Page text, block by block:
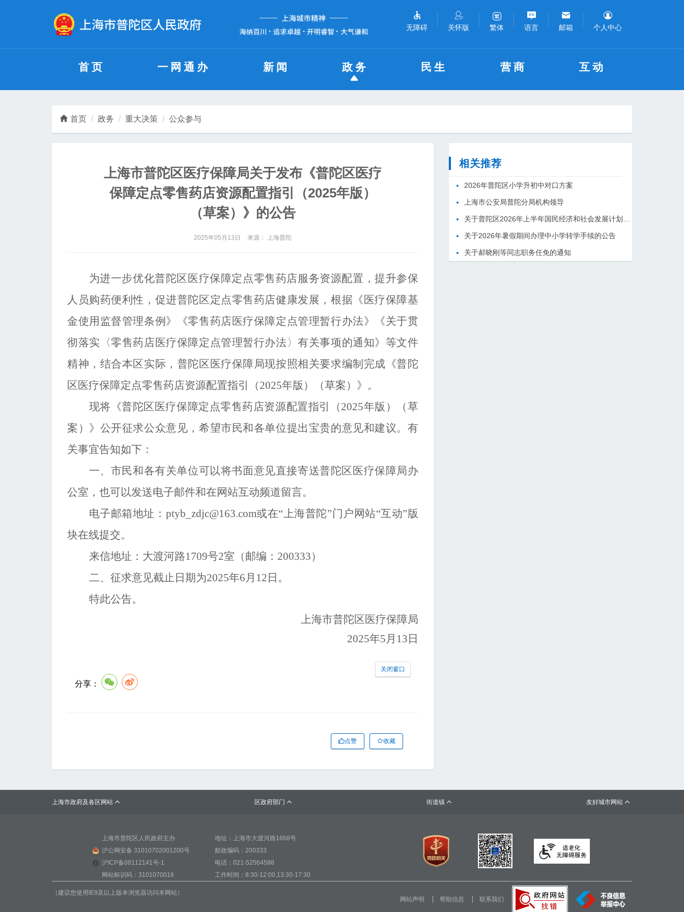
无障碍 关怀版 繁体 语言 邮箱 个人中心
首页 一网通办 新闻 政务 民生 营商 互动
首页 政务 重大决策 公众参与
上海市普陀区医疗保障局关于发布《普陀区医疗
保障定点零售药店资源配置指引（2025年版）
（草案）》的公告
2025年05月13日 来源： 上海普陀
为进一步优化普陀区医疗保障定点零售药店服务资源配置，提升参保
人员购药便利性，促进普陀区定点零售药店健康发展，根据《医疗保障基
金使用监督管理条例》《零售药店医疗保障定点管理暂行办法》《关于贯
彻落实〈零售药店医疗保障定点管理暂行办法〉有关事项的通知》等文件
精神，结合本区实际，普陀区医疗保障局现按照相关要求编制完成《普陀
区医疗保障定点零售药店资源配置指引（2025年版）（草案）》。
现将《普陀区医疗保障定点零售药店资源配置指引（2025年版）（草
案）》公开征求公众意见，希望市民和各单位提出宝贵的意见和建议。有
关事宜告知如下：
一、 市民和各有关单位可以将书面意见直接寄送普陀区医疗保障局办
公室 ，也可以发送电子邮件和在网站互动频道留言。
电子邮箱地址 ： ptyb_zdjc@163.com或在“上海普陀”门户网站“互动”版
块在线提交。
来信地址：大渡河路1709号2室（邮编：200333）
二、 征求意见截止日期为2025年6月 12 日。
特此公告。
上海市普陀区医疗保障局
2025年5月13日
分享：
关闭窗口
点赞 收藏
相关推荐
2026年普陀区小学升初中对口方案
上海市公安局普陀分局机构领导
关于2026年暑假期间办理中小学转学手续的公告
关于郝晓刚等同志职务任免的通知
上海市政府及各区网站  区政府部门  街道镇  友好城市网站 
上海市普陀区人民政府主办
地址：上海市大渡河路1668号
沪公网安备 31010702001200号
邮政编码：200333
沪ICP备08112141号-1
电话：021-52564588
网站标识码：3101070016
工作时间：8:30-12:00,13:30-17:30
（建议您使用IE9及以上版本浏览器访问本网站）
网站声明
帮助信息 联系我们